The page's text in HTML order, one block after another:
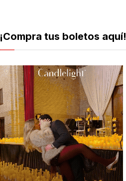
¡Compra tus boletos aquí!